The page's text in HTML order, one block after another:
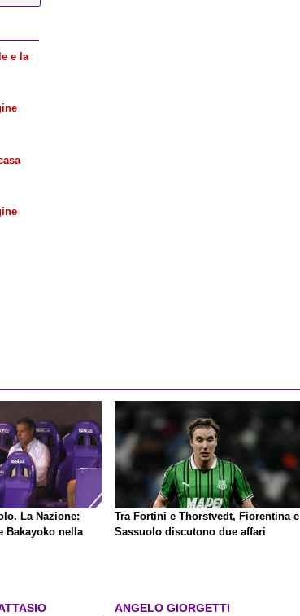
e la
La Nazione:
Bakayoko nella
Tra Fortini e Thorstvedt, Fiorentina e
Sassuolo discutono due affari
ANGELO GIORGETTI